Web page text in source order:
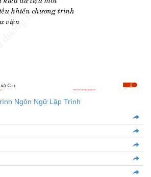
Ngôn Ngữ Lập Trình